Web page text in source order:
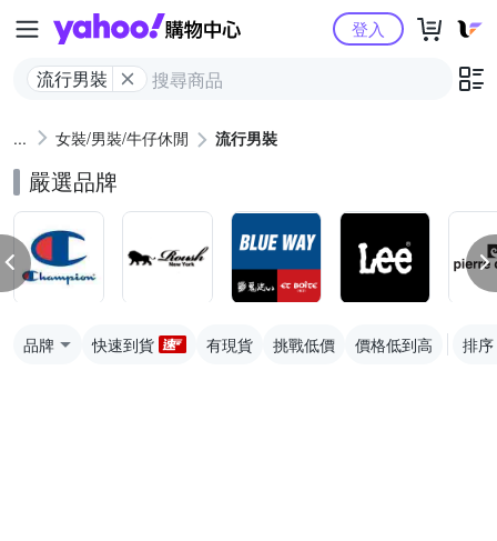
Yahoo購物中心
流行男裝
登入
女裝/男裝/牛仔休閒 流行男裝
嚴選品牌
品牌 快速到貨 有現貨 挑戰低價 價格低到高 排序